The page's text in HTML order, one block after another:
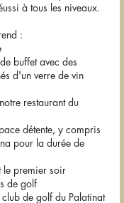
à tous les niveaux.
:
buffet avec des
d'un verre de vin
restaurant du
détente, y compris
pour la durée de
le premier soir
de golf
de golf du Palatinat